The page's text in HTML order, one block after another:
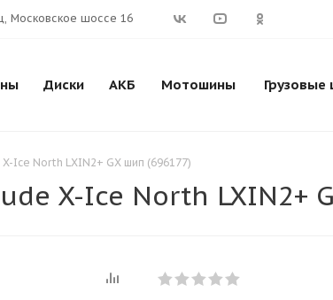
Московское шоссе 16
Диски АКБ Мотошины
Ice North LXIN2+ GX шип (696177)
X-Ice North LXIN2+